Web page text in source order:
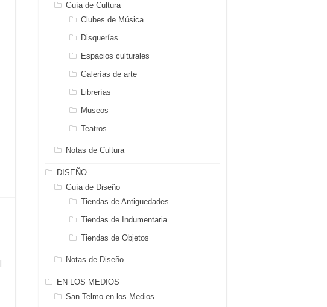
Guía de Cultura
Clubes de Música
Disquerías
Espacios culturales
Galerías de arte
Librerías
Museos
Teatros
Notas de Cultura
DISEÑO
Guía de Diseño
Tiendas de Antiguedades
Tiendas de Indumentaria
Tiendas de Objetos
Notas de Diseño
EN LOS MEDIOS
San Telmo en los Medios